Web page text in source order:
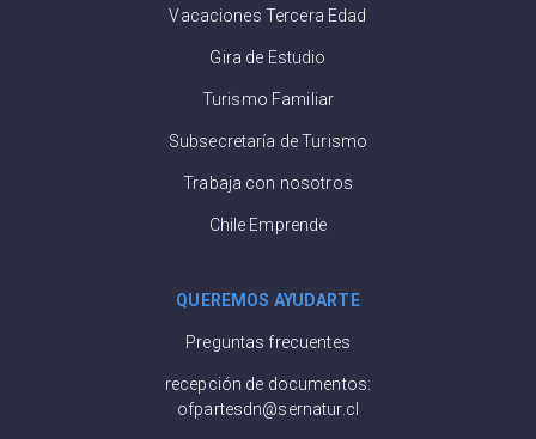
Vacaciones Tercera Edad
Gira de Estudio
Turismo Familiar
Subsecretaría de Turismo
Trabaja con nosotros
Chile Emprende
QUEREMOS AYUDARTE
Preguntas frecuentes
recepción de documentos:
ofpartesdn@sernatur.cl